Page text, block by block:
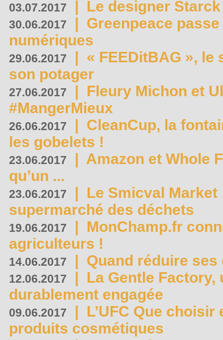
03.07.2017 | Le designer
30.06.2017 | Greenpeace
numériques
29.06.2017 | « FEEDitBAG », le
son potager
27.06.2017 | Fleury Michon et
#MangerMieux
26.06.2017 | CleanCup, la
les gobelets !
23.06.2017 | Amazon et Whole
qu’un ...
23.06.2017 | Le Smicval
supermarché des déchets
19.06.2017 | MonChamp.fr
agriculteurs !
14.06.2017 | Quand réduire
12.06.2017 | La Gentle
durablement engagée
09.06.2017 | L’UFC Que
produits cosmétiques